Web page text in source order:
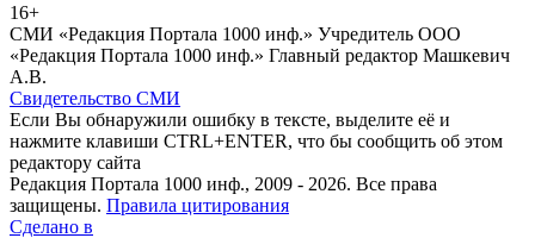
16+
СМИ «Редакция Портала 1000 инф.» Учредитель ООО
«Редакция Портала 1000 инф.» Главный редактор Машкевич
А.В.
Свидетельство СМИ
Если Вы обнаружили ошибку в тексте, выделите её и
нажмите клавиши CTRL+ENTER, что бы сообщить об этом
редактору сайта
Редакция Портала 1000 инф., 2009 - 2026. Все права
защищены. Правила цитирования
Сделано в